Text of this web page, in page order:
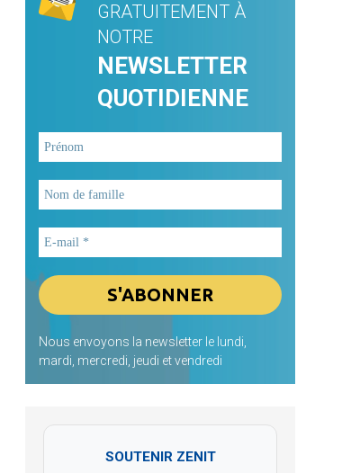
GRATUITEMENT À
NOTRE
NEWSLETTER
QUOTIDIENNE
Nous envoyons la newsletter le lundi,
mardi, mercredi, jeudi et vendredi
SOUTENIR ZENIT